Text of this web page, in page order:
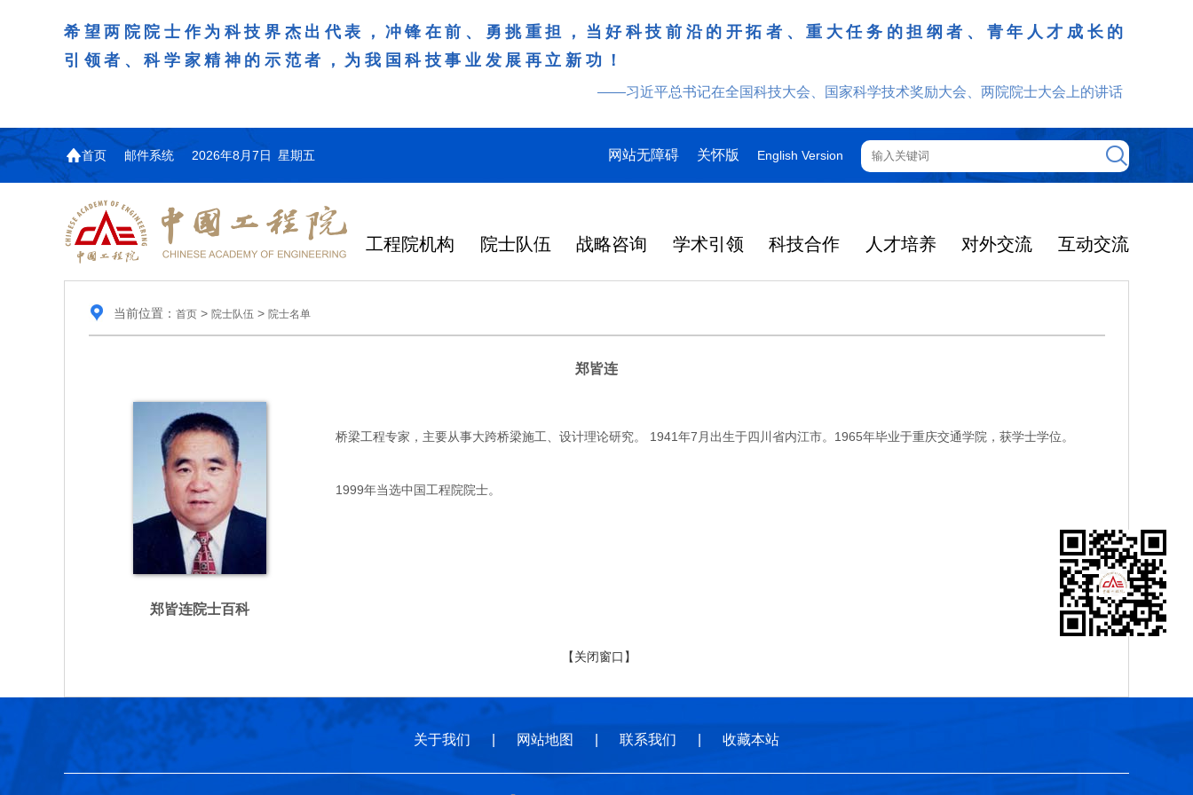
希望两院院士作为科技界杰出代表，冲锋在前、勇挑重担，当好科技前沿的开拓者、重大任务的担纲者、青年人才成长的
引领者、科学家精神的示范者，为我国科技事业发展再立新功！
——习近平总书记在全国科技大会、国家科学技术奖励大会、两院院士大会上的讲话
首页 邮件系统 2026年8月7日 星期五 网站无障碍 关怀版 English Version
工程院机构 院士队伍 战略咨询 学术引领 科技合作 人才培养 对外交流 互动交流
当前位置： 首页> 院士队伍 > 院士名单
郑皆连
郑皆连院士百科
桥梁工程专家，主要从事大跨桥梁施工、设计理论研究。 1941年7月出生于四川省内江市。1965年毕业于重庆交通学院，获学士学位。
1999年当选中国工程院院士。
【关闭窗口】
关于我们 网站地图 联系我们 收藏本站